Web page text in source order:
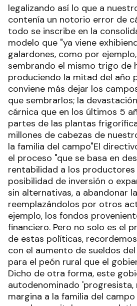
legalizando así lo que a
contenía un notorio error de
todo se inscribe en la
modelo que "ya viene
galardones, como por
sembrando el mismo trigo de
produciendo la mitad del año
conviene más dejar los
que sembrarlos; la
cárnica que en los últimos 5
partes de las plantas
millones de cabezas de
la familia del campo"El
el proceso "que se basa en
rentabilidad a los
posibilidad de inversión o
sin alternativas, a abandonar
reemplazándolos por otros
ejemplo, los fondos
financiero. Pero no solo es el
de estas políticas,
con el aumento de sueldos
para el peón rural que el
Dicho de otra forma, este
autodenominado 'progresista,
margina a la familia del